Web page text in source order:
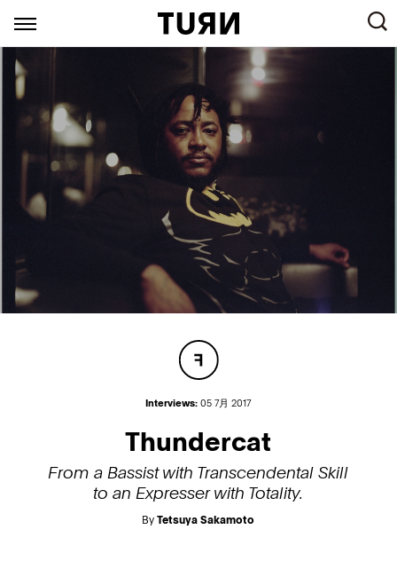
Interviews: 05 7月 2017
Thundercat
From a Bassist with Transcendental Skill
to an Expresser with Totality.
ByTetsuya Sakamoto